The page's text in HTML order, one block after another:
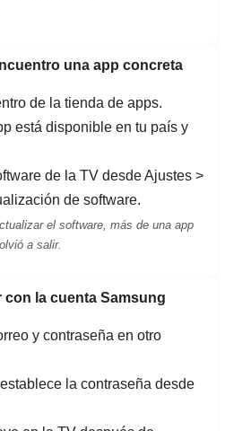
una app concreta
de la tienda de apps.
está disponible en tu país y
de la TV desde Ajustes >
de software.
el software, más de una app
a salir.
con la cuenta Samsung
y contraseña en otro
la contraseña desde